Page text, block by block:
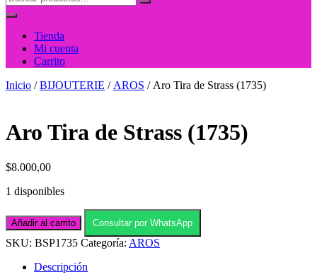
Tienda
Mi cuenta
Carrito
Inicio /BIJOUTERIE / AROS / Aro Tira de Strass (1735)
Aro Tira de Strass (1735)
$8.000,00
1 disponibles
Aro
Tira
de
(1735)
Añadir al carrito Consultar por WhatsApp
SKU: BSP1735 Categoría: AROS
Descripción